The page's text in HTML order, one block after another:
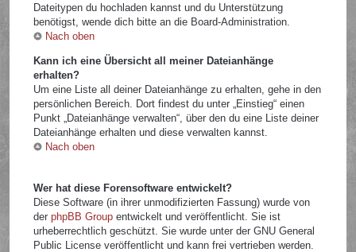
Dateitypen du hochladen kannst und du Unterstützung
benötigst, wende dich bitte an die Board-Administration.
Nach oben
Kann ich eine Übersicht all meiner Dateianhänge
erhalten?
Um eine Liste all deiner Dateianhänge zu erhalten, gehe in den
persönlichen Bereich. Dort findest du unter „Einstieg“ einen
Punkt „Dateianhänge verwalten“, über den du eine Liste deiner
Dateianhänge erhalten und diese verwalten kannst.
Nach oben
Wer hat diese Forensoftware entwickelt?
Diese Software (in ihrer unmodifizierten Fassung) wurde von
derphpBB Group entwickelt und veröffentlicht. Sie ist
urheberrechtlich geschützt. Sie wurde unter der GNU General
Public License veröffentlicht und kann frei vertrieben werden.